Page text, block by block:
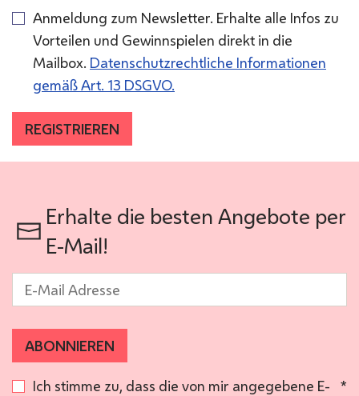
Anmeldung zum Newsletter. Erhalte alle Infos zu
Vorteilen und Gewinnspielen direkt in die
Mailbox. Datenschutzrechtliche Informationen
gemäß Art. 13 DSGVO.
REGISTRIEREN
Erhalte die besten Angebote per
E-Mail!
E-Mail*
ABONNIEREN
Ich stimme zu, dass die von mir angegebene E- *